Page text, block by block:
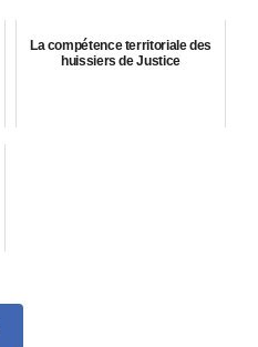
La compétence territoriale des
huissiers de Justice